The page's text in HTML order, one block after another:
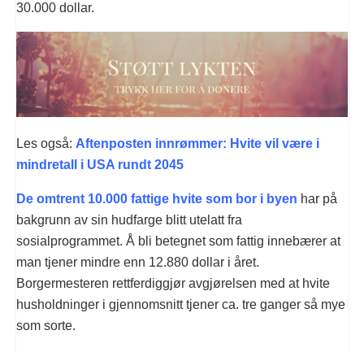
30.000 dollar.
Les også: Aftenposten innrømmer: Hvite vil være i
mindretall i USA rundt 2045
De omtrent 10.000 fattige hvite som bor i byen har på
bakgrunn av sin hudfarge blitt utelatt fra
sosialprogrammet. Å bli betegnet som fattig innebærer at
man tjener mindre enn 12.880 dollar i året.
Borgermesteren rettferdiggjør avgjørelsen med at hvite
husholdninger i gjennomsnitt tjener ca. tre ganger så mye
som sorte.